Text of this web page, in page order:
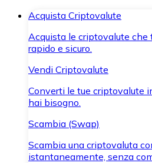
Acquista Criptovalute
Acquista le criptovalute che
rapido e sicuro.
Vendi Criptovalute
Converti le tue criptovalute
hai bisogno.
Scambia (Swap)
Scambia una criptovaluta
istantaneamente, senza